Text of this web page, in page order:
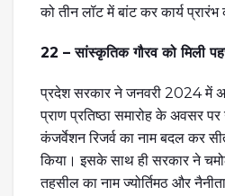
को तीन लॉट में बांट कर कार्य प्रारंभ
22 – सांस्कृतिक गौरव को मिली
प्रदेश सरकार ने जनवरी 2024 में
प्राण प्रतिष्ठा समारोह के अवसर
कंजर्वेशन रिजर्व का नाम बदल कर
किया। इसके साथ ही सरकार ने
तहसील का नाम ज्योर्तिमठ और